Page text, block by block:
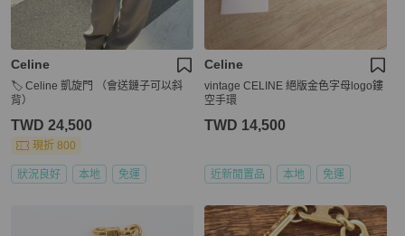
Celine
🏷️ Celine 凱旋門 （會送鏈子可以斜
背）
TWD 24,500
現折 800
狀況良好 本地 免運
Celine
vintage CELINE 絕版金色字母logo鏤
空手環
TWD 14,500
近新閒置品 本地 免運